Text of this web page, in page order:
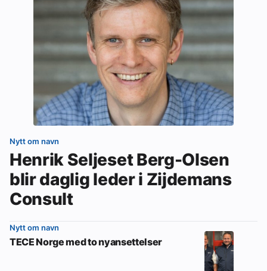
Nytt om navn
Henrik Seljeset Berg-Olsen
blir daglig leder i Zijdemans
Consult
Nytt om navn
TECE Norge med to nyansettelser